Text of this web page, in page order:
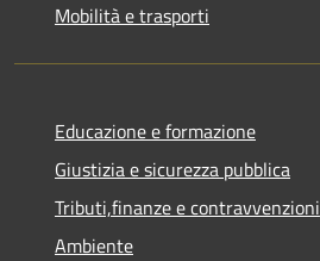
Mobilità e trasporti
Educazione e formazione
Giustizia e sicurezza pubblica
Tributi,finanze e contravvenzioni
Ambiente